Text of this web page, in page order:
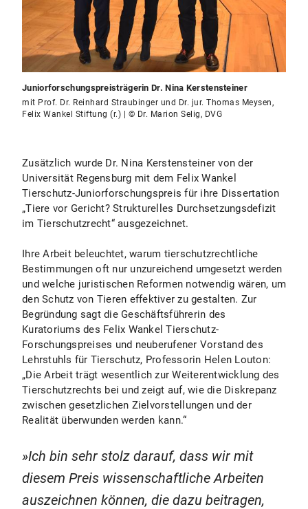
Juniorforschungspreisträgerin Dr. Nina Kerstensteiner
mit Prof. Dr. Reinhard Straubinger und Dr. jur. Thomas Meysen,
Felix Wankel Stiftung (r.) | © Dr. Marion Selig, DVG
Zusätzlich wurde Dr. Nina Kerstensteiner von der
Universität Regensburg mit dem Felix Wankel
Tierschutz-Juniorforschungspreis für ihre Dissertation
„Tiere vor Gericht? Strukturelles Durchsetzungsdefizit
im Tierschutzrecht“ ausgezeichnet.
Ihre Arbeit beleuchtet, warum tierschutzrechtliche
Bestimmungen oft nur unzureichend umgesetzt werden
und welche juristischen Reformen notwendig wären, um
den Schutz von Tieren effektiver zu gestalten. Zur
Begründung sagt die Geschäftsführerin des
Kuratoriums des Felix Wankel Tierschutz-
Forschungspreises und neuberufener Vorstand des
Lehrstuhls für Tierschutz, Professorin Helen Louton:
„Die Arbeit trägt wesentlich zur Weiterentwicklung des
Tierschutzrechts bei und zeigt auf, wie die Diskrepanz
zwischen gesetzlichen Zielvorstellungen und der
Realität überwunden werden kann.“
Ich bin sehr stolz darauf, dass wir mit
diesem Preis wissenschaftliche Arbeiten
auszeichnen können, die dazu beitragen,